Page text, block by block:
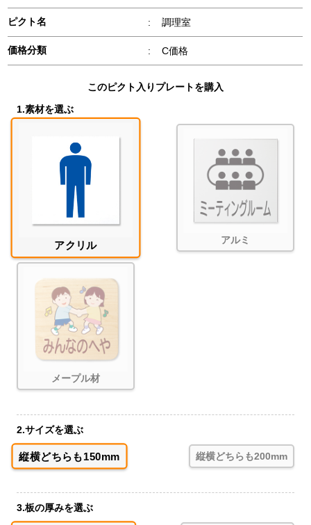
ピクト名 : 調理室
価格分類 : C価格
このピクト入りプレートを購入
1.素材を選ぶ
アクリル アルミ
メープル材
2.サイズを選ぶ
縦横どちらも150mm 縦横どちらも200mm
3.板の厚みを選ぶ